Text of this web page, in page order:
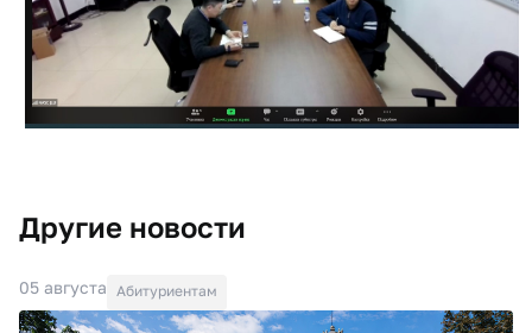
Другие новости
05 августа Абитуриентам